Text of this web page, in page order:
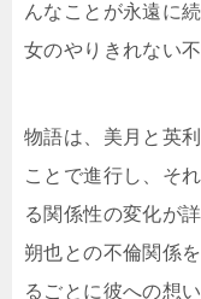
んなことが永遠に
女のやりきれない
物語は、美月と英
ことで進行し、そ
る関係性の変化が
朔也との不倫関係
るごとに彼への想